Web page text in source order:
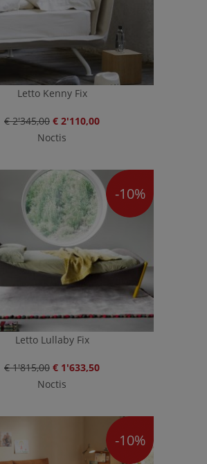
Letto Kenny Fix
€ 2'345,00 € 2'110,00
Noctis
-10%
Letto Lullaby Fix
€ 1'815,00 € 1'633,50
Noctis
-10%